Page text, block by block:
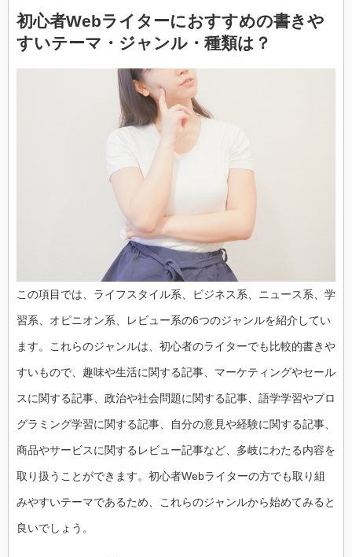
初心者Webライターにおすすめの書きや
すいテーマ・ジャンル・種類は？
この項目では、ライフスタイル系、ビジネス系、ニュース系、学
習系、オピニオン系、レビュー系の6つのジャンルを紹介してい
ます。これらのジャンルは、初心者のライターでも比較的書きや
すいもので、趣味や生活に関する記事、マーケティングやセール
スに関する記事、政治や社会問題に関する記事、語学学習やプロ
グラミング学習に関する記事、自分の意見や経験に関する記事、
商品やサービスに関するレビュー記事など、多岐にわたる内容を
取り扱うことができます。初心者Webライターの方でも取り組
みやすいテーマであるため、これらのジャンルから始めてみると
良いでしょう。